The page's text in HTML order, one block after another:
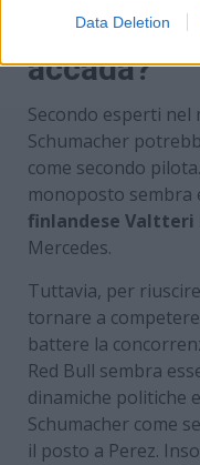
Data Deletion
Quali
accada?
Secondo esperti nel
Schumacher
come secondo
monoposto sembra
finlandese Valtteri
Mercedes.
Tuttavia, per
tornare a
battere la
Red Bull sembra
dinamiche politiche
Schumacher come
il posto a Perez.